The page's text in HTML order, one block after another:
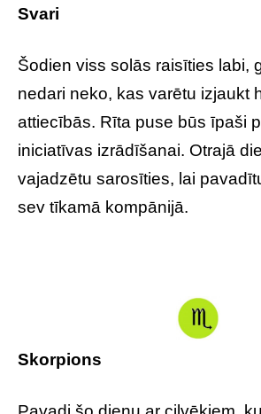
Svari
Šodien viss solās raisīties labi,
nedari neko, kas varētu izjaukt
attiecībās. Rīta puse būs īpaši
iniciatīvas izrādīšanai. Otrajā
vajadzētu sarosīties, lai
sev tīkamā kompānijā.
Skorpions